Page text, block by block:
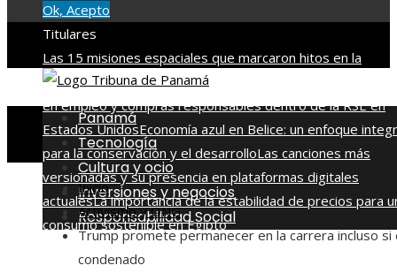
Ok, Acepto
Titulares
Las 15 misiones espaciales que marcaron hitos en la
exploración del cosmosLa importancia de integrar
en empleo y compras responsables dentro de la RSE en
Estados UnidosEconomía azul en Belice: un enfoque
para la conservación y el desarrolloLas canciones más
versionadas y su presencia en plataformas digitales
actualesLa importancia de la estabilidad de precios para
consumo sostenible en Egipto
miércoles, agosto 5
Panamá
Tecnología
Cultura y ocio
Inversiones y negocios
Responsabilidad Social
Inicio
Activismo y ONG
Trump promete permanecer en la carrera incluso si
condenado